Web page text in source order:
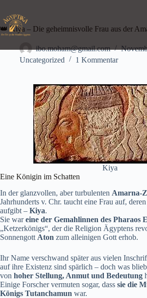
Inhalt
springen
👑 Kiya – Die geheimnisvolle Frau aus der
ibo.moham@gmail.com
Uncategorized
1 Kommentar
Kiya
Eine Königin im Schatten
In der glanzvollen, aber turbulenten Amarna-
Jahrhunderts v. Chr. taucht eine Frau auf,
aufgibt – Kiya.
Sie wareine der Gemahlinnen des Pharaos
„Ketzerkönigs“, der die Religion Ägyptens
Sonnengott Aton zum alleinigen Gott erhob.
Ihr Name verschwand später aus vielen
auf ihre Existenz sind spärlich – doch was
von hoher Stellung, Anmut und Bedeutung
Einige Forscher vermuten sogar, dass sie die
Königs Tutanchamun war.